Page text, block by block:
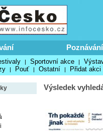
Poznávání
| Sportovní akce |
| Pouť | Ostatní | Přidat akci
Výsledek